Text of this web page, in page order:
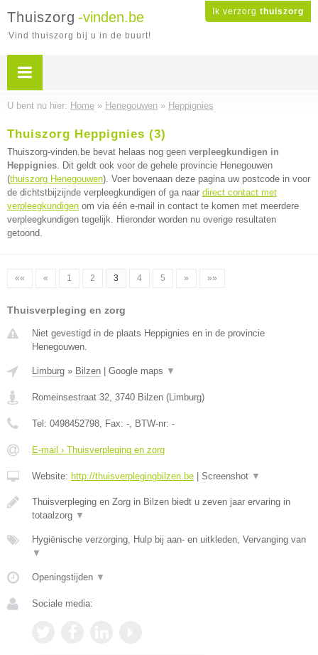
Ik verzorg thuiszorg
Thuiszorg -vinden.be
Vind thuiszorg bij u in de buurt!
U bent nu hier: Home » Henegouwen » Heppignies
Thuiszorg Heppignies (3)
Thuiszorg-vinden.be bevat helaas nog geen verpleegkundigen in
Heppignies. Dit geldt ook voor de gehele provincie Henegouwen
(thuiszorg Henegouwen). Voer bovenaan deze pagina uw postcode in voor
de dichtstbijzijnde verpleegkundigen of ga naar direct contact met
verpleegkundigen om via één e-mail in contact te komen met meerdere
verpleegkundigen tegelijk. Hieronder worden nu overige resultaten
getoond.
«« « 1 2 3 4 5 » »»
Thuisverpleging en zorg
Niet gevestigd in de plaats Heppignies en in de provincie
Henegouwen.
Limburg » Bilzen Google maps ▼
Romeinsestraat 32, 3740 Bilzen (Limburg)
Tel: 0498452798, Fax: -, BTW-nr: -
E-mail › Thuisverpleging en zorg
Website: http://thuisverplegingbilzen.be Screenshot ▼
Thuisverpleging en Zorg in Bilzen biedt u zeven jaar ervaring in
totaalzorg ▼
Hygiënische verzorging, Hulp bij aan- en uitkleden, Vervanging van
▼
Openingstijden ▼
Sociale media: